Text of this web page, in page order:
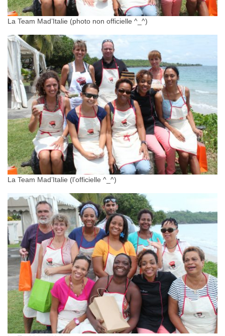
La Team Mad’Italie (photo non officielle ^_^)
La Team Mad’Italie (l’officielle ^_^)